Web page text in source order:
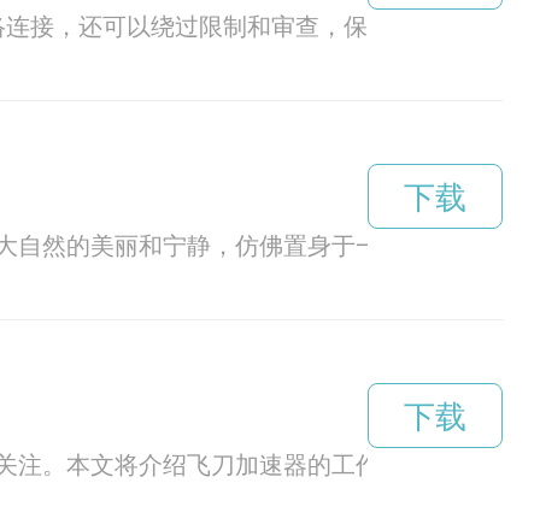
接，还可以绕过限制和审查，保护用户的隐私
然的美丽和宁静，仿佛置身于一个充满活力的
下载
。本文将介绍飞刀加速器的工作原理和在实际
下载